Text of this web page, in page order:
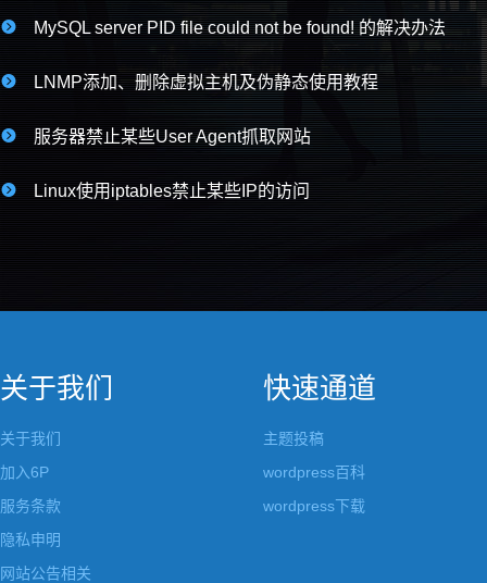
 MySQL server PID file could not be found! 的解决办法
 LNMP添加、删除虚拟主机及伪静态使用教程
 服务器禁止某些User Agent抓取网站
 Linux使用iptables禁止某些IP的访问
关于我们
关于我们
加入6P
服务条款
隐私申明
网站公告相关
快速通道
主题投稿
wordpress百科
wordpress下载